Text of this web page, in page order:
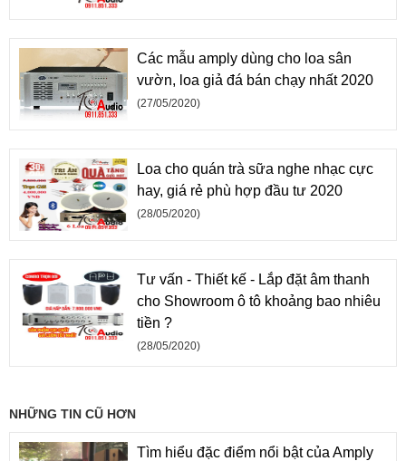
Các mẫu amply dùng cho loa sân
vườn, loa giả đá bán chạy nhất 2020
(27/05/2020)
Loa cho quán trà sữa nghe nhạc cực
hay, giá rẻ phù hợp đầu tư 2020
(28/05/2020)
Tư vấn - Thiết kế - Lắp đặt âm thanh
cho Showroom ô tô khoảng bao nhiêu
tiền ?
(28/05/2020)
NHỮNG TIN CŨ HƠN
Tìm hiểu đặc điểm nổi bật của Amply